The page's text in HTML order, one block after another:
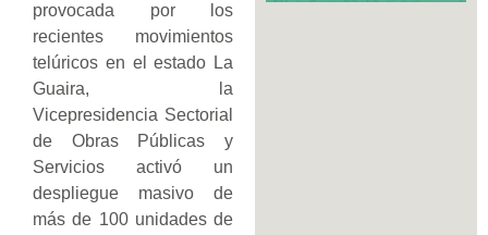
provocada por los
recientes movimientos
telúricos en el estado La
Guaira, la
Vicepresidencia Sectorial
de Obras Públicas y
Servicios activó un
despliegue masivo de
más de 100 unidades de